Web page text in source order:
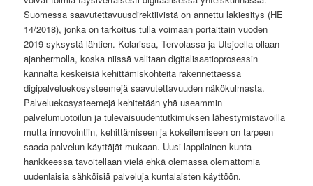
Suomessa saavutettavuusdirektiivistä on annettu lakiesitys (HE
14/2018), jonka on tarkoitus tulla voimaan portaittain vuoden
2019 syksystä lähtien. Kolarissa, Tervolassa ja Utsjoella ollaan
ajanhermolla, koska niissä valitaan digitalisaatioprosessin
kannalta keskeisiä kehittämiskohteita rakennettaessa
digipalveluekosysteemejä saavutettavuuden näkökulmasta.
Palveluekosysteemejä kehitetään yhä useammin
palvelumuotoilun ja tulevaisuudentutkimuksen lähestymistavoilla
mutta innovointiin, kehittämiseen ja kokeilemiseen on tarpeen
saada palvelun käyttäjät mukaan. Uusi lappilainen kunta –
hankkeessa tavoitellaan vielä ehkä olemassa olemattomia
uudenlaisia sähköisiä palveluja kuntalaisten käyttöön.